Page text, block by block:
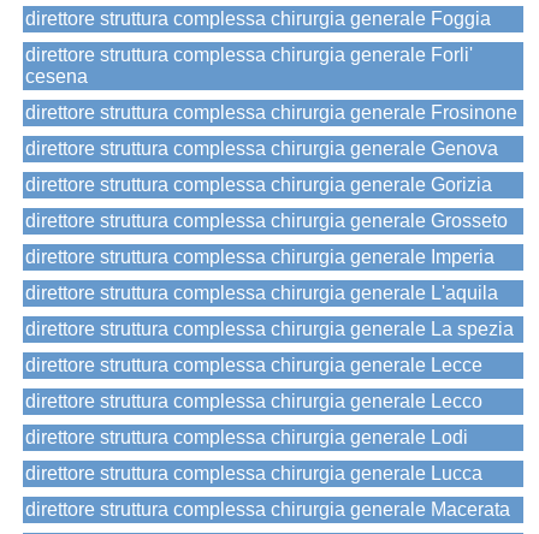
direttore struttura complessa chirurgia generale Foggia
direttore struttura complessa chirurgia generale Forli'
cesena
direttore struttura complessa chirurgia generale Frosinone
direttore struttura complessa chirurgia generale Genova
direttore struttura complessa chirurgia generale Gorizia
direttore struttura complessa chirurgia generale Grosseto
direttore struttura complessa chirurgia generale Imperia
direttore struttura complessa chirurgia generale L'aquila
direttore struttura complessa chirurgia generale La spezia
direttore struttura complessa chirurgia generale Lecce
direttore struttura complessa chirurgia generale Lecco
direttore struttura complessa chirurgia generale Lodi
direttore struttura complessa chirurgia generale Lucca
direttore struttura complessa chirurgia generale Macerata